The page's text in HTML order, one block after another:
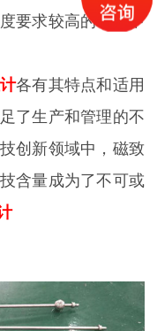
要求较高的场景中
各有其特点和适用
了生产和管理的不
创新领域中，磁致
含量成为了不可或